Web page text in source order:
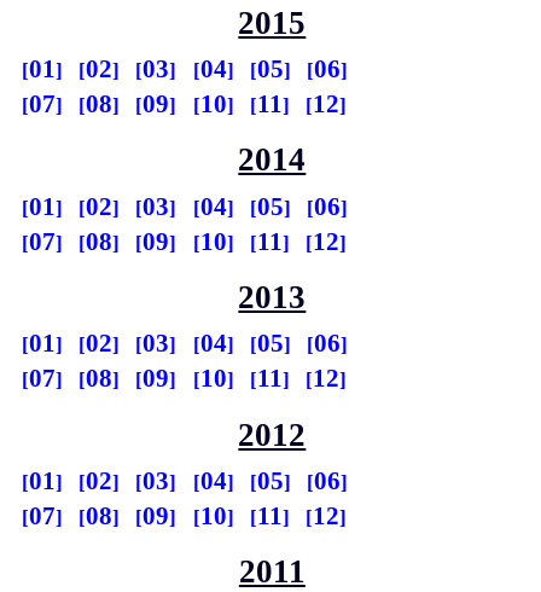
2015
01 02 03 04 05
06
07
08 09 10 11 12
2014
01 02 03 04 05
06
07
08 09 10 11 12
2013
01 02 03 04 05
06
07
08 09 10 11 12
2012
01 02 03 04 05
06
07
08 09 10 11 12
2011